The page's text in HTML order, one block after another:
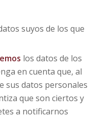
suyos de los que
los datos de los
en cuenta que, al
sus datos personales
que son ciertos y
a notificarnos